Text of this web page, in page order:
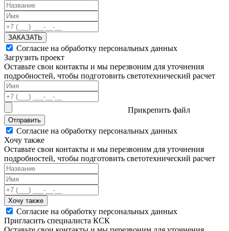
ЗАКАЗАТЬ
Согласие на обработку персональных данных
Загрузить проект
Оставьте свои контакты и мы перезвоним для уточнения
подробностей, чтобы подготовить светотехнический расчет
Прикрепить файл
Отправить
Согласие на обработку персональных данных
Хочу также
Оставьте свои контакты и мы перезвоним для уточнения
подробностей, чтобы подготовить светотехнический расчет
Хочу также
Согласие на обработку персональных данных
Пригласить специалиста КСК